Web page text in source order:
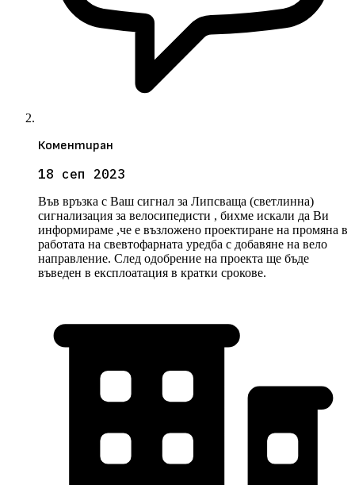
Коментиран
18 сеп 2023
Във връзка с Ваш сигнал за Липсваща (светлинна)
сигнализация за велосипедисти , бихме искали да Ви
информираме ,че е възложено проектиране на промяна в
работата на свевтофарната уредба с добавяне на вело
направление. След одобрение на проекта ще бъде
въведен в експлоатация в кратки срокове.